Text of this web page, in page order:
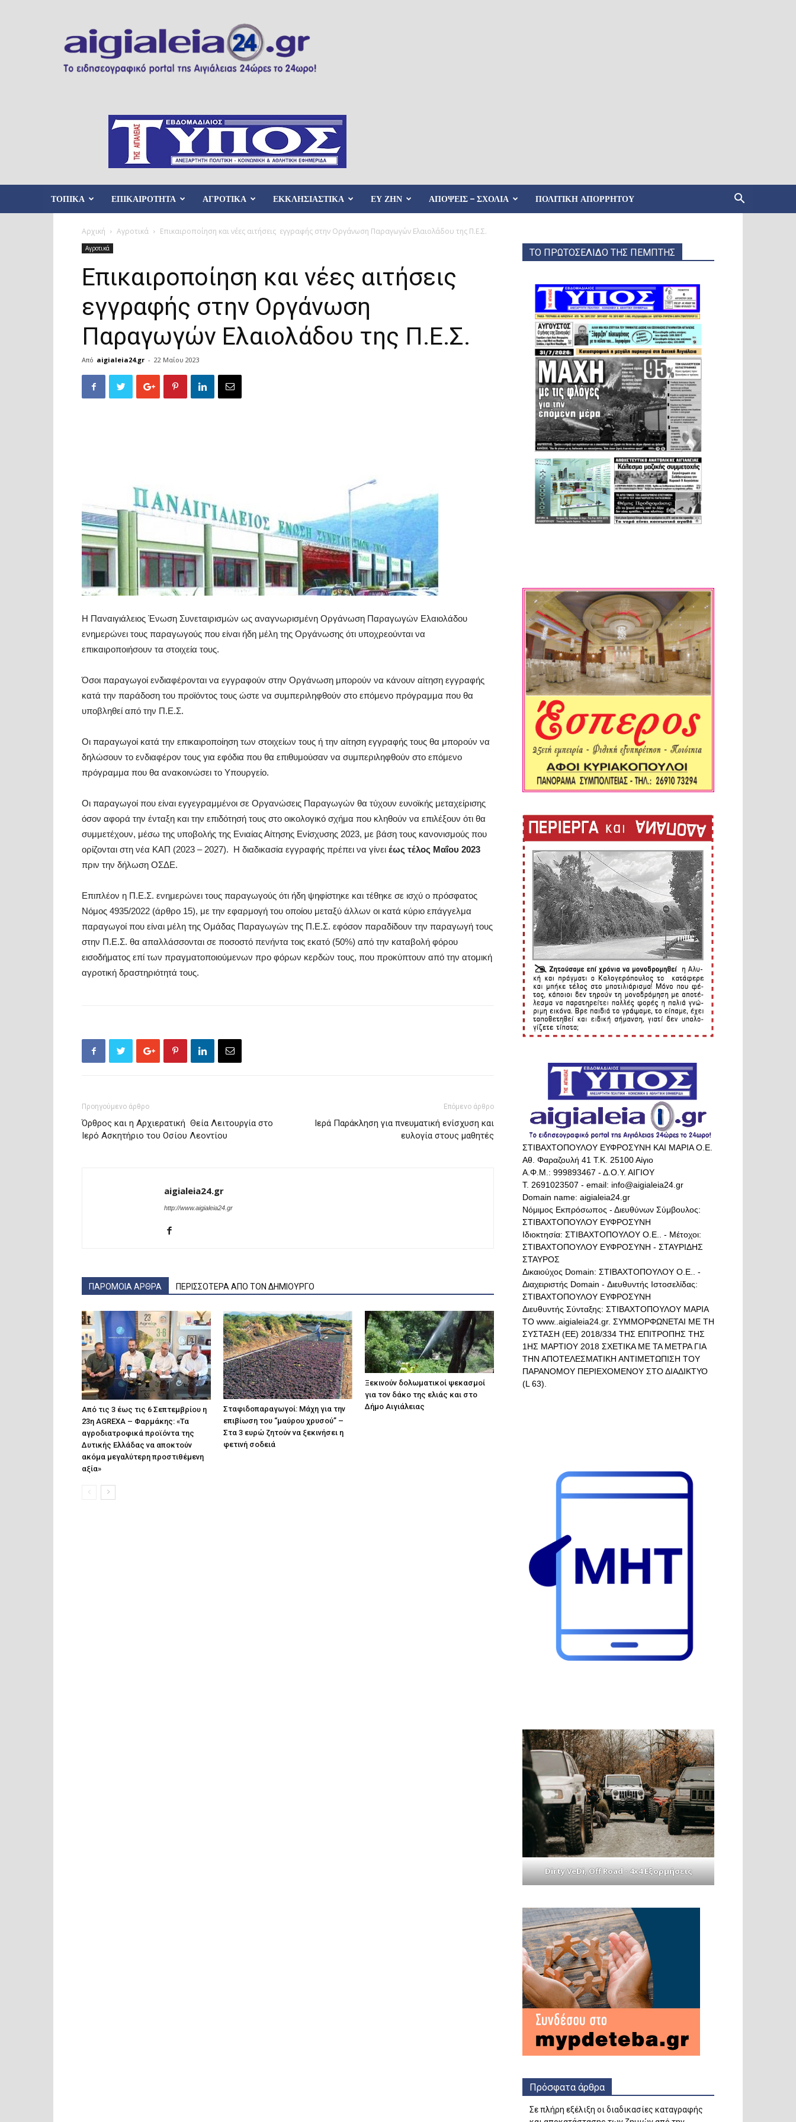
ΤΟΠΙΚΑ ΕΠΙΚΑΙΡΟΤΗΤΑ ΑΓΡΟΤΙΚΑ ΕΚΚΛΗΣΙΑΣΤΙΚΑ ΕΥ ΖΗΝ ΑΠΟΨΕΙΣ – ΣΧΟΛΙΑ ΠΟΛΙΤΙΚΉ ΑΠΟΡΡΉΤΟΥ
Αρχική Αγροτικά Επικαιροποίηση και νέες αιτήσεις εγγραφής στην Οργάνωση Παραγωγών Ελαιολάδου της Π.Ε.Σ.
Αγροτικά
Επικαιροποίηση και νέες αιτήσεις
εγγραφής στην Οργάνωση
Παραγωγών Ελαιολάδου της Π.Ε.Σ.
Από aigialeia24.gr - 22 Μαΐου 2023
Η Παναιγιάλειος Ένωση Συνεταιρισμών ως αναγνωρισμένη Οργάνωση Παραγωγών Ελαιολάδου
ενημερώνει τους παραγωγούς που είναι ήδη μέλη της Οργάνωσης ότι υποχρεούνται να
επικαιροποιήσουν τα στοιχεία τους.
Όσοι παραγωγοί ενδιαφέρονται να εγγραφούν στην Οργάνωση μπορούν να κάνουν αίτηση εγγραφής
κατά την παράδοση του προϊόντος τους ώστε να συμπεριληφθούν στο επόμενο πρόγραμμα που θα
υποβληθεί από την Π.Ε.Σ.
Οι παραγωγοί κατά την επικαιροποίηση των στοιχείων τους ή την αίτηση εγγραφής τους θα μπορούν να
δηλώσουν το ενδιαφέρον τους για εφόδια που θα επιθυμούσαν να συμπεριληφθούν στο επόμενο
πρόγραμμα που θα ανακοινώσει το Υπουργείο.
Οι παραγωγοί που είναι εγγεγραμμένοι σε Οργανώσεις Παραγωγών θα τύχουν ευνοϊκής μεταχείρισης
όσον αφορά την ένταξη και την επιδότησή τους στο οικολογικό σχήμα που κληθούν να επιλέξουν ότι θα
συμμετέχουν, μέσω της υποβολής της Ενιαίας Αίτησης Ενίσχυσης 2023, με βάση τους κανονισμούς που
ορίζονται στη νέα ΚΑΠ (2023 – 2027). Η διαδικασία εγγραφής πρέπει να γίνει έως τέλος Μαΐου 2023
πριν την δήλωση ΟΣΔΕ.
Επιπλέον η Π.Ε.Σ. ενημερώνει τους παραγωγούς ότι ήδη ψηφίστηκε και τέθηκε σε ισχύ ο πρόσφατος
Νόμος 4935/2022 (άρθρο 15), με την εφαρμογή του οποίου μεταξύ άλλων οι κατά κύριο επάγγελμα
παραγωγοί που είναι μέλη της Ομάδας Παραγωγών της Π.Ε.Σ. εφόσον παραδίδουν την παραγωγή τους
στην Π.Ε.Σ. θα απαλλάσσονται σε ποσοστό πενήντα τοις εκατό (50%) από την καταβολή φόρου
εισοδήματος επί των πραγματοποιούμενων προ φόρων κερδών τους, που προκύπτουν από την ατομική
αγροτική δραστηριότητά τους.
Προηγούμενο άρθρο
Όρθρος και η Αρχιερατική Θεία Λειτουργία στο
Ιερό Ασκητήριο του Οσίου Λεοντίου
Επόμενο άρθρο
Ιερά Παράκληση για πνευματική ενίσχυση και
ευλογία στους μαθητές
aigialeia24.gr
http://www.aigialeia24.gr
ΠΑΡΟΜΟΙΑ ΑΡΘΡΑ ΠΕΡΙΣΣΟΤΕΡΑ ΑΠΟ ΤΟΝ ΔΗΜΙΟΥΡΓΟ
Από τις 3 έως τις 6 Σεπτεμβρίου η
23η AGREXA – Φαρμάκης: «Τα
αγροδιατροφικά προϊόντα της
Δυτικής Ελλάδας να αποκτούν
ακόμα μεγαλύτερη προστιθέμενη
αξία»
Σταφιδοπαραγωγοί: Μάχη για την
επιβίωση του “μαύρου χρυσού” –
Στα 3 ευρώ ζητούν να ξεκινήσει η
φετινή σοδειά
Ξεκινούν δολωματικοί ψεκασμοί
για τον δάκο της ελιάς και στο
Δήμο Αιγιάλειας
ΤΟ ΠΡΩΤΟΣΕΛΙΔΟ ΤΗΣ ΠΕΜΠΤΗΣ
ΣΤΙΒΑΧΤΟΠΟΥΛΟΥ ΕΥΦΡΟΣΥΝΗ ΚΑΙ ΜΑΡΙΑ Ο.Ε.
Αθ. Φαραζουλή 41 Τ.Κ. 25100 Αίγιο
Α.Φ.Μ.: 999893467 - Δ.Ο.Υ. ΑΙΓΙΟΥ
Τ. 2691023507 - email: info@aigialeia24.gr
Domain name: aigialeia24.gr
Νόμιμος Εκπρόσωπος - Διευθύνων Σύμβουλος:
ΣΤΙΒΑΧΤΟΠΟΥΛΟΥ ΕΥΦΡΟΣΥΝΗ
Ιδιοκτησία: ΣΤΙΒΑΧΤΟΠΟΥΛΟΥ Ο.Ε.. - Μέτοχοι:
ΣΤΙΒΑΧΤΟΠΟΥΛΟΥ ΕΥΦΡΟΣΥΝΗ - ΣΤΑΥΡΙΔΗΣ
ΣΤΑΥΡΟΣ
Δικαιούχος Domain: ΣΤΙΒΑΧΤΟΠΟΥΛΟΥ Ο.Ε.. -
Διαχειριστής Domain - Διευθυντής Ιστοσελίδας:
ΣΤΙΒΑΧΤΟΠΟΥΛΟΥ ΕΥΦΡΟΣΥΝΗ
Διευθυντής Σύνταξης: ΣΤΙΒΑΧΤΟΠΟΥΛΟΥ ΜΑΡΙΑ
ΤΟ www..aigialeia24.gr. ΣΥΜΜΟΡΦΩΝΕΤΑΙ ΜΕ ΤΗ
ΣΥΣΤΑΣΗ (ΕΕ) 2018/334 ΤΗΣ ΕΠΙΤΡΟΠΗΣ ΤΗΣ
1ΗΣ ΜΑΡΤΙΟΥ 2018 ΣΧΕΤΙΚΑ ΜΕ ΤΑ ΜΕΤΡΑ ΓΙΑ
ΤΗΝ ΑΠΟΤΕΛΕΣΜΑΤΙΚΗ ΑΝΤΙΜΕΤΩΠΙΣΗ ΤΟΥ
ΠΑΡΑΝΟΜΟΥ ΠΕΡΙΕΧΟΜΕΝΟΥ ΣΤΟ ΔΙΑΔΙΚΤΥΟ
(L 63).
Dirty VeDi, Off Road - 4x4 Εξορμήσεις
Πρόσφατα άρθρα
Σε πλήρη εξέλιξη οι διαδικασίες καταγραφής